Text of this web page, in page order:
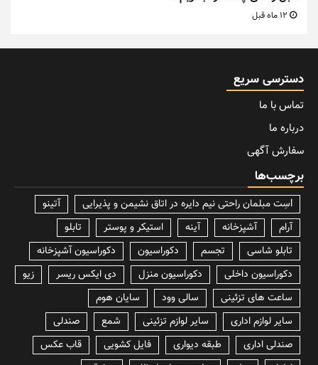
دسترسی سریع
تماس با ما
درباره ما
سفارش آگهی
برچسب‌ها
lسِت مبلمان راحتی نیم دایره در اتاق نشیمن و پذیرایی
آتینو
آرام
آشپزخانه آینه استیکر و پوستر
تابلو
تابلو شاسی
تجسم دکوراسیون
دکوراسیون آشپزخانه
دکوراسیون داخلی
دکوراسیون منزل دی ایکس ریسر
زیو
ساعت های تزئینی
سالی وود
سایان هوم
سایر لوازم اداری
سایر لوازم تزئینی شمع
صندلی
صندلی اداری
طبقه دیواری فایل کشویی
قاب عکس